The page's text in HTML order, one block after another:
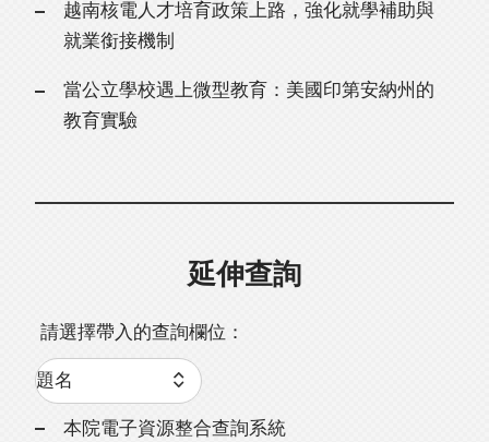
越南核電人才培育政策上路，強化就學補助與
就業銜接機制
當公立學校遇上微型教育：美國印第安納州的
教育實驗
延伸查詢
請選擇帶入的查詢欄位：
本院電子資源整合查詢系統